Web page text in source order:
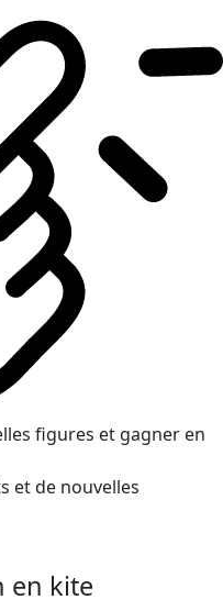
figures et gagner en
et de nouvelles
en kite